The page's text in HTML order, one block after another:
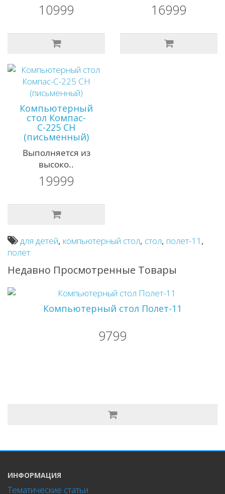
10999 16999
Компьютерный
стол Компас-
С-225 СН
(письменный)
Выполняется из
высоко..
19999
для детей, компьютерный стол, стол, полет-11 ,
полет
Недавно Просмотренные Товары
Компьютерный стол Полет-11
9799
ИНФОРМАЦИЯ
Тематические статьи